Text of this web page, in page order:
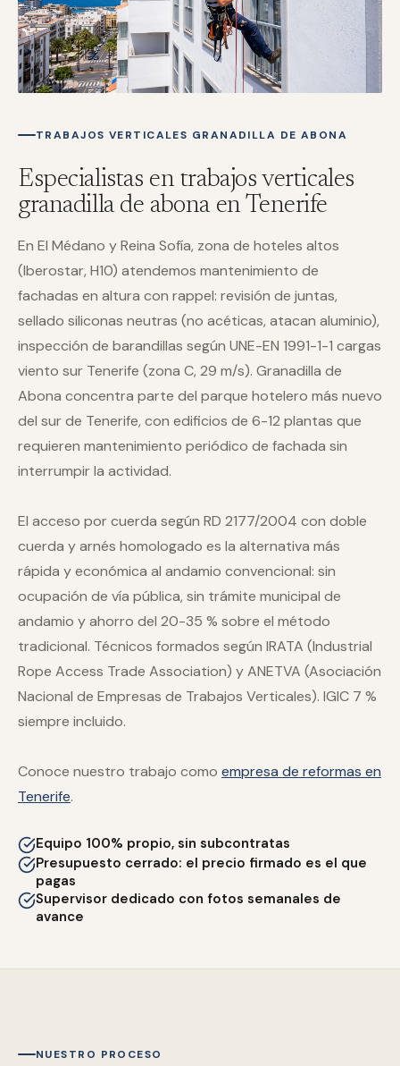
TRABAJOS VERTICALES GRANADILLA DE ABONA
Especialistas en trabajos verticales
granadilla de abona en Tenerife
En El Médano y Reina Sofía, zona de hoteles altos
(Iberostar, H10) atendemos mantenimiento de
fachadas en altura con rappel: revisión de juntas,
sellado siliconas neutras (no acéticas, atacan aluminio),
inspección de barandillas según UNE-EN 1991-1-1 cargas
viento sur Tenerife (zona C, 29 m/s). Granadilla de
Abona concentra parte del parque hotelero más nuevo
del sur de Tenerife, con edificios de 6-12 plantas que
requieren mantenimiento periódico de fachada sin
interrumpir la actividad.
El acceso por cuerda según RD 2177/2004 con doble
cuerda y arnés homologado es la alternativa más
rápida y económica al andamio convencional: sin
ocupación de vía pública, sin trámite municipal de
andamio y ahorro del 20-35 % sobre el método
tradicional. Técnicos formados según IRATA (Industrial
Rope Access Trade Association) y ANETVA (Asociación
Nacional de Empresas de Trabajos Verticales). IGIC 7 %
siempre incluido.
Conoce nuestro trabajo como empresa de reformas en
Tenerife.
Equipo 100% propio, sin subcontratas
Presupuesto cerrado: el precio firmado es el que
pagas
Supervisor dedicado con fotos semanales de
avance
NUESTRO PROCESO